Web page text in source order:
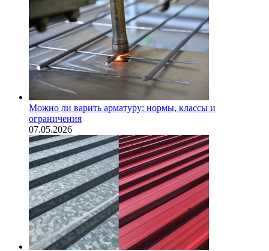
Можно ли варить арматуру: нормы, классы и
ограничения
07.05.2026